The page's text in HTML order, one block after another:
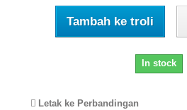
Tambah ke troli
In stock
Letak ke Perbandingan